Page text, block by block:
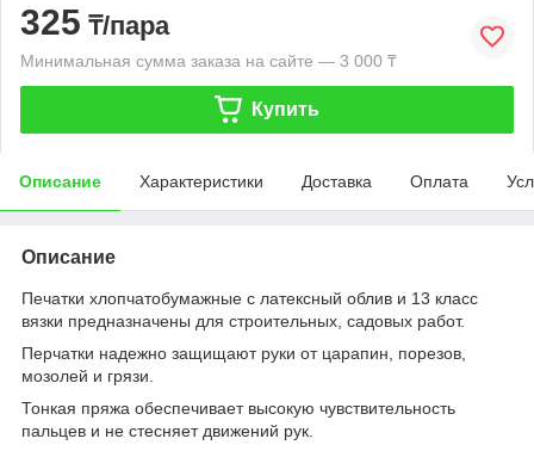
325 ₸/пара
Минимальная сумма заказа на сайте — 3 000 ₸
Купить
Описание Характеристики Доставка Оплата
Описание
Печатки хлопчатобумажные с латексный облив и 13 класс
вязки предназначены для строительных, садовых работ.
Перчатки надежно защищают руки от царапин, порезов,
мозолей и грязи.
Тонкая пряжа обеспечивает высокую чувствительность
пальцев и не стесняет движений рук.